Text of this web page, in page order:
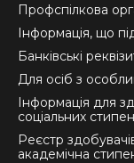
Профспілкова
Інформація, що
Банківські
Для осіб з
Інформація для
соціальних
Реєстр
академічна